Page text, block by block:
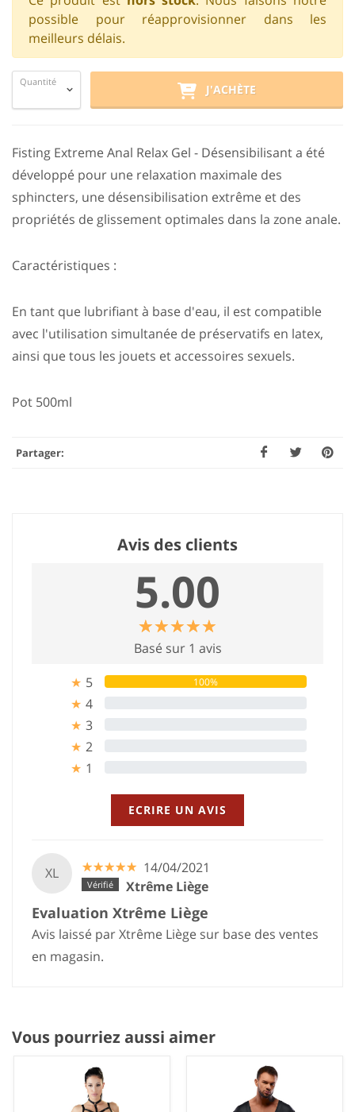
possible pour réapprovisionner dans les
meilleurs délais.
Quantité
J'ACHÈTE
Fisting Extreme Anal Relax Gel - Désensibilisant a été
développé pour une relaxation maximale des
sphincters, une désensibilisation extrême et des
propriétés de glissement optimales dans la zone anale.
Caractéristiques :
En tant que lubrifiant à base d'eau, il est compatible
avec l'utilisation simultanée de préservatifs en latex,
ainsi que tous les jouets et accessoires sexuels.
Pot 500ml
Partager:
Avis des clients
5.00
☆☆☆☆☆
★★★★★
Basé sur 1 avis
★ 5 100%
★ 4
★ 3
★ 2
★ 1
ECRIRE UN AVIS
XL ☆☆☆☆☆
★★★★★ 14/04/2021
Xtrême Liège
Evaluation Xtrême Liège
Avis laissé par Xtrême Liège sur base des ventes
en magasin.
Vous pourriez aussi aimer